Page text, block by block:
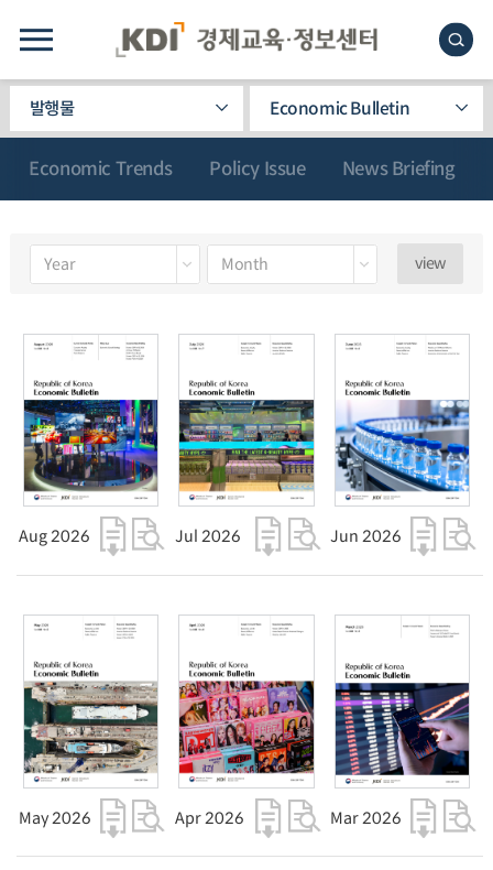
발행물 Economic Bulletin
Economic Trends Policy Issue News Briefing
view
Aug 2026 Jul 2026 Jun 2026
May 2026 Apr 2026 Mar 2026